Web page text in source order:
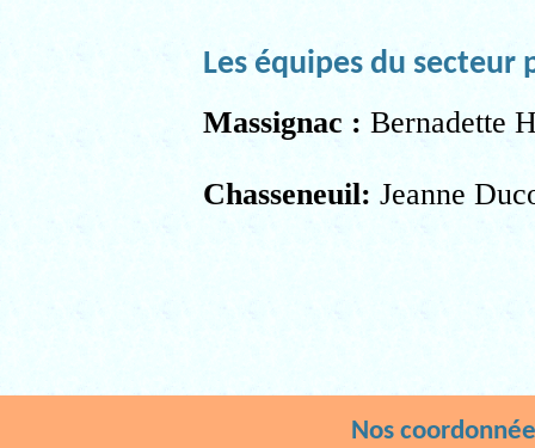
Les équipes du secteur
Massignac : Bernadette
Chasseneuil: Jeanne
Nos